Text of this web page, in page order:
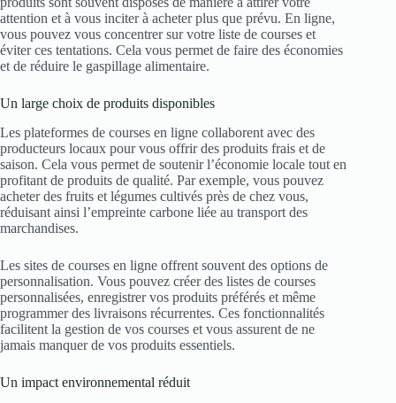
attention et à vous inciter à acheter plus que prévu. En ligne,
vous pouvez vous concentrer sur votre liste de courses et
éviter ces tentations. Cela vous permet de faire des économies
et de réduire le gaspillage alimentaire.
Un large choix de produits disponibles
Les plateformes de courses en ligne collaborent avec des
producteurs locaux pour vous offrir des produits frais et de
saison. Cela vous permet de soutenir l’économie locale tout en
profitant de produits de qualité. Par exemple, vous pouvez
acheter des fruits et légumes cultivés près de chez vous,
réduisant ainsi l’empreinte carbone liée au transport des
marchandises.
Les sites de courses en ligne offrent souvent des options de
personnalisation. Vous pouvez créer des listes de courses
personnalisées, enregistrer vos produits préférés et même
programmer des livraisons récurrentes. Ces fonctionnalités
facilitent la gestion de vos courses et vous assurent de ne
jamais manquer de vos produits essentiels.
Un impact environnemental réduit